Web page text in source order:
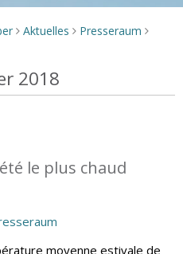
> Aktuelles > Presseraum >
2018
le plus chaud
moyenne estivale de